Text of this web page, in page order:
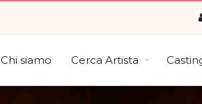
Chi siamo Cerca Artista